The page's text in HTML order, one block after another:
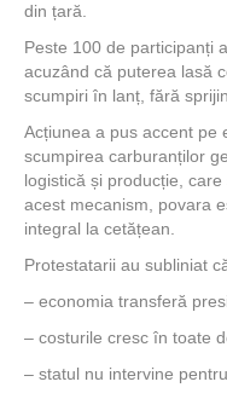
din țară.
Peste 100 de participanți
acuzând că puterea lasă
scumpiri în lanț, fără
Acțiunea a pus accent pe
scumpirea carburanților
logistică și producție,
acest mecanism, povara
integral la cetățean.
Protestatarii au subliniat
– economia transferă
– costurile cresc în toate
– statul nu intervine